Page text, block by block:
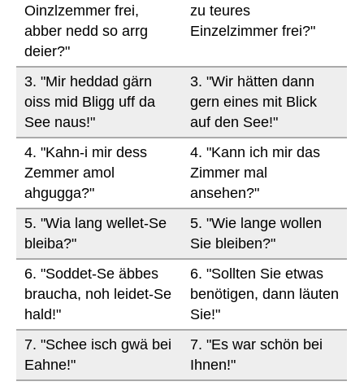
Oinzlzemmer frei,
abber nedd so arrg
deier?"
zu teures
Einzelzimmer frei?"
3. "Mir heddad gärn
oiss mid Bligg uff da
See naus!"
3. "Wir hätten dann
gern eines mit Blick
auf den See!"
4. "Kahn-i mir dess
Zemmer amol
ahgugga?"
4. "Kann ich mir das
Zimmer mal
ansehen?"
5. "Wia lang wellet-Se
bleiba?"
5. "Wie lange wollen
Sie bleiben?"
6. "Soddet-Se äbbes
braucha, noh leidet-Se
hald!"
6. "Sollten Sie etwas
benötigen, dann läuten
Sie!"
7. "Schee isch gwä bei
Eahne!"
7. "Es war schön bei
Ihnen!"